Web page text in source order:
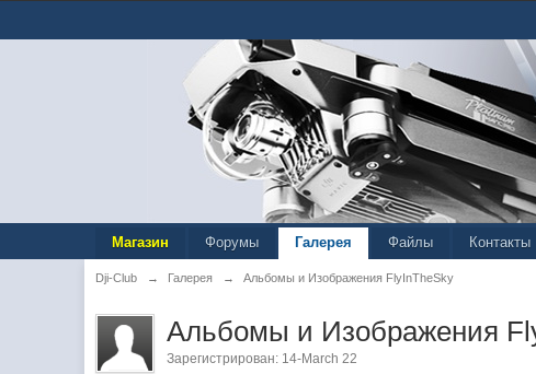
Магазин Форумы Галерея Файлы Контакты
Dji-Club → Галерея → Альбомы и Изображения FlyInTheSky
Альбомы и Изображения
Зарегистрирован: 14-March 22